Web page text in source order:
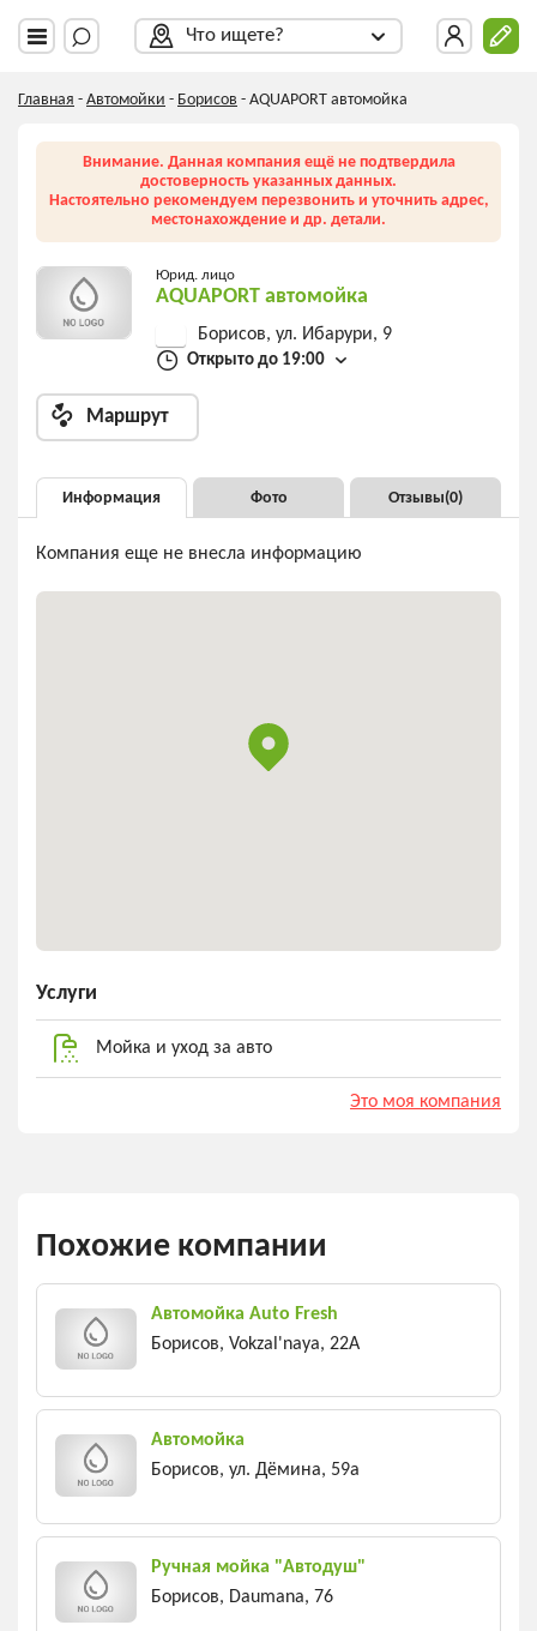
Что ищете?
Главная - Автомойки - Борисов - AQUAPORT автомойка
Внимание. Данная компания ещё не подтвердила
достоверность указанных данных.
Настоятельно рекомендуем перезвонить и уточнить адрес,
местонахождение и др. детали.
Юрид. лицо
AQUAPORT автомойка
Борисов, ул. Ибарури, 9
Открыто до 19:00
Маршрут
Информация Фото Отзывы(0)
Компания еще не внесла информацию
Услуги
Мойка и уход за авто
Это моя компания
Похожие компании
Автомойка Auto Fresh
Борисов, Vokzal'naya, 22A
Автомойка
Борисов, ул. Дёмина, 59а
Ручная мойка "Автодуш"
Борисов, Daumana, 76